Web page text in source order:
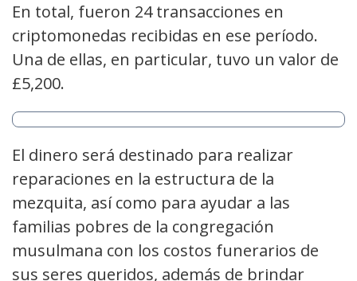
En total, fueron 24 transacciones en
criptomonedas recibidas en ese período.
Una de ellas, en particular, tuvo un valor de
£5,200.
El dinero será destinado para realizar
reparaciones en la estructura de la
mezquita, así como para ayudar a las
familias pobres de la congregación
musulmana con los costos funerarios de
sus seres queridos, además de brindar